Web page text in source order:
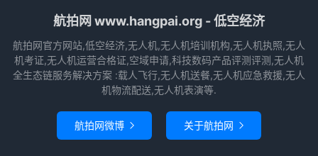
航拍网 www.hangpai.org - 低空经济
航拍网官方网站,低空经济,无人机,无人机培训机构,无人机执照,无人
机考证,无人机运营合格证,空域申请,科技数码产品评测评测,无人机
全生态链服务解决方案 :载人飞行,无人机送餐,无人机应急救援,无人
机物流配送,无人机表演等.
航拍网微博  关于航拍网 